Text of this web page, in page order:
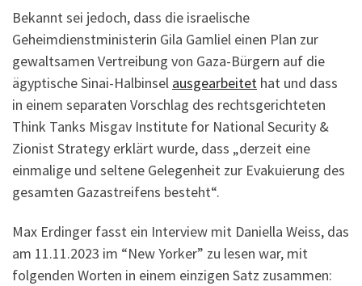
Bekannt sei jedoch, dass die israelische
Geheimdienstministerin Gila Gamliel einen Plan zur
gewaltsamen Vertreibung von Gaza-Bürgern auf die
ägyptische Sinai-Halbinsel ausgearbeitet hat und dass
in einem separaten Vorschlag des rechtsgerichteten
Think Tanks Misgav Institute for National Security &
Zionist Strategy erklärt wurde, dass „derzeit eine
einmalige und seltene Gelegenheit zur Evakuierung des
gesamten Gazastreifens besteht“.
Max Erdinger fasst ein Interview mit Daniella Weiss, das
am 11.11.2023 im “New Yorker” zu lesen war, mit
folgenden Worten in einem einzigen Satz zusammen: